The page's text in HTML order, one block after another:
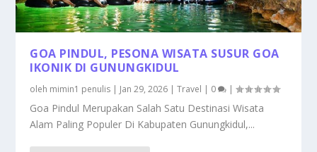
GOA PINDUL, PESONA WISATA SUSUR GOA
IKONIK DI GUNUNGKIDUL
oleh mimin1 penulis | Jan 29, 2026 |Travel | 0 |
Goa Pindul Merupakan Salah Satu Destinasi Wisata
Alam Paling Populer Di Kabupaten Gunungkidul,...